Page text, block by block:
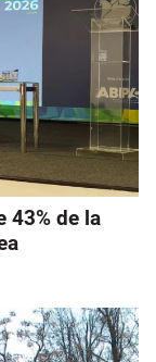
43% de la